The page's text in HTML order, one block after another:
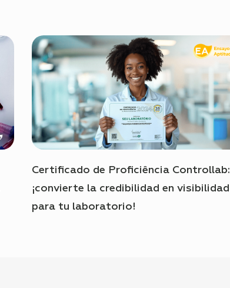
Certificado de Proficiência Controllab:
¡convierte la credibilidad en visibilidad
para tu laboratorio!